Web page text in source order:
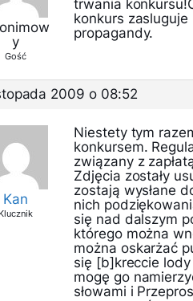
y
Gość
trwania
konkurs
propagandy.
2009 o 08:52
Kan
Klucznik
Niestety tym
konkursem.
związany z
Zdjęcia zostały
zostają wysłane
nich
się nad dalszym
którego można
można oskarżać
się [b]kreccie
mogę go
słowami i